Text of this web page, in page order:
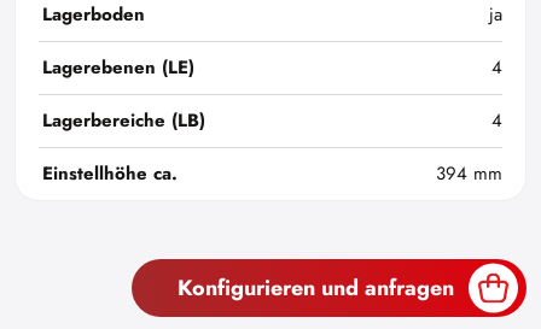
Lagerboden
ja
Lagerebenen (LE)
4
Lagerbereiche (LB)
4
Einstellhöhe ca.
394 mm
Konfigurieren und anfragen